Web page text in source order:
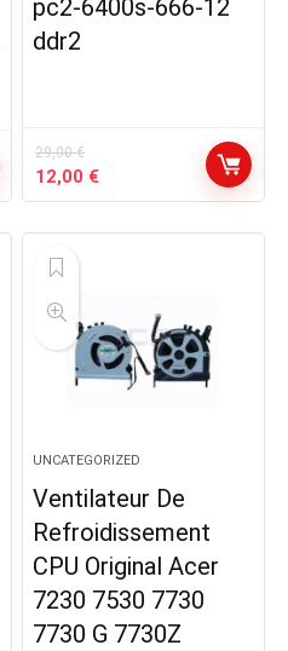
pc2-6400s-666-12
ddr2
29,00€
Le
prix
29,00 €.
12,00 €Le
prix
UNCATEGORIZED
Ventilateur De
Refroidissement
CPU Original Acer
7230 7530 7730
7730 G 7730Z